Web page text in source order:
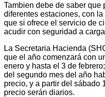
Tambien debe de saber que
diferentes estaciones, con
que si ofrece el servicio de
acudir con seguridad a
La Secretaria Hacienda
que el año comenzará con
enero y hasta el 3 de
del segundo mes del año
precio, y a partir del sábado
precio serán diarios.